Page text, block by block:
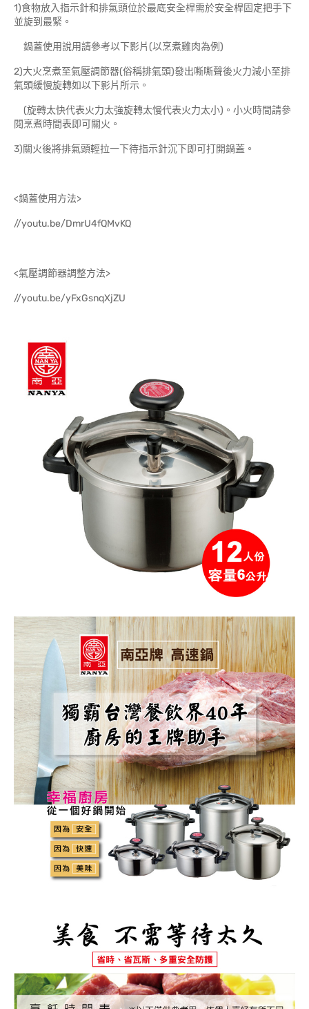
1)食物放入指示針和排氣頭位於最底安全桿需於安全桿固定把手下
並旋到最緊。
鍋蓋使用說用請參考以下影片(以烹煮雞肉為例)
2)大火烹煮至氣壓調節器(俗稱排氣頭)發出嘶嘶聲後火力減小至排
氣頭緩慢旋轉如以下影片所示。
(旋轉太快代表火力太強旋轉太慢代表火力太小)。小火時間請參
閱烹煮時間表即可關火。
3)關火後將排氣頭輕拉一下待指示針沉下即可打開鍋蓋。
<鍋蓋使用方法>
//youtu.be/DmrU4fQMvKQ
<氣壓調節器調整方法>
//youtu.be/yFxGsnqXjZU